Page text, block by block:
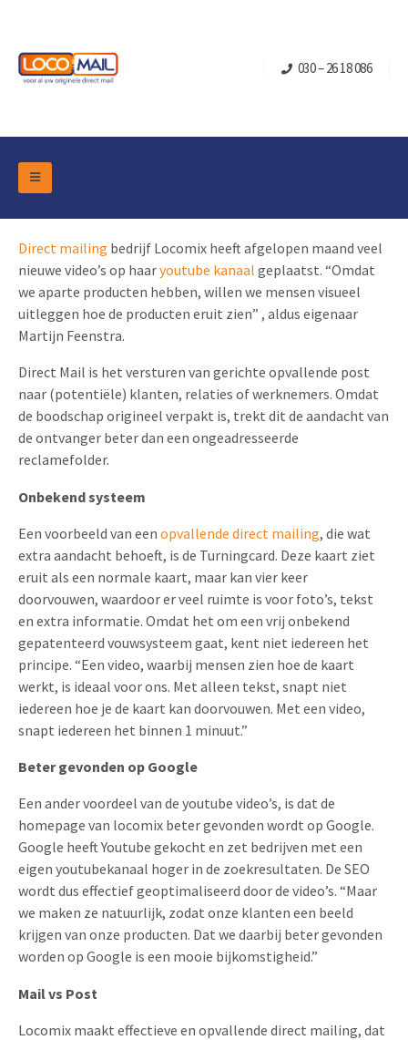
030 – 26 18 086
Direct mailing bedrijf Locomix heeft afgelopen maand veel
nieuwe video’s op haaryoutube kanaal geplaatst. “Omdat
we aparte producten hebben, willen we mensen visueel
uitleggen hoe de producten eruit zien” , aldus eigenaar
Martijn Feenstra.
Direct Mail is het versturen van gerichte opvallende post
naar (potentiële) klanten, relaties of werknemers. Omdat
de boodschap origineel verpakt is, trekt dit de aandacht van
de ontvanger beter dan een ongeadresseerde
reclamefolder.
Onbekend systeem
Een voorbeeld van een opvallende direct mailing, die wat
extra aandacht behoeft, is de Turningcard. Deze kaart ziet
eruit als een normale kaart, maar kan vier keer
doorvouwen, waardoor er veel ruimte is voor foto’s, tekst
en extra informatie. Omdat het om een vrij onbekend
gepatenteerd vouwsysteem gaat, kent niet iedereen het
principe. “Een video, waarbij mensen zien hoe de kaart
werkt, is ideaal voor ons. Met alleen tekst, snapt niet
iedereen hoe je de kaart kan doorvouwen. Met een video,
snapt iedereen het binnen 1 minuut.”
Beter gevonden op Google
Een ander voordeel van de youtube video’s, is dat de
homepage van locomix beter gevonden wordt op Google.
Google heeft Youtube gekocht en zet bedrijven met een
eigen youtubekanaal hoger in de zoekresultaten. De SEO
wordt dus effectief geoptimaliseerd door de video’s. “Maar
we maken ze natuurlijk, zodat onze klanten een beeld
krijgen van onze producten. Dat we daarbij beter gevonden
worden op Google is een mooie bijkomstigheid.”
Mail vs Post
Locomix maakt effectieve en opvallende direct mailing, dat
DM Marketing Tools
Overzicht Categorieën
Pop-up Kubussen
Turning Card
Brievenbusdoosje +
Schuifkaarten
Pop-up Kaarten
Twin Sliders
Tabkaarten
Budget kaarten
Andere opvallende mailings
Alle producten
Klepdoosjes
Schuifdoosjes
Branche
Retail Marketing
Vastgoedmarketing
Sport Marketing
Media Marketing
Marketing in de Zorg
Duurzame Marketing
Marketing voor Scholen
Horeca Marketing
Food Marketing
Gelegenheden
Verjaardag en Jubilea
Uitnodigingen
App-lancering
Kalender maken
Contact
Over Ons
Vacatures
Contactgegevens
Duurzaamheid
Brochure downloaden